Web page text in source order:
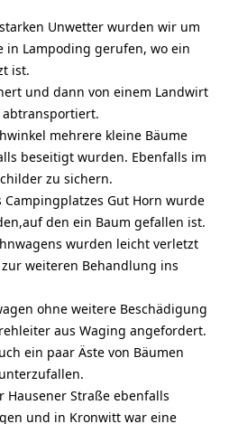
Unwetter wurden wir um
in Lampoding gerufen, wo ein
ist.
und dann von einem Landwirt
mehrere kleine Bäume
beseitigt wurden. Ebenfalls im
zu sichern.
Gut Horn wurde
den ein Baum gefallen ist.
wurden leicht verletzt
weiteren Behandlung ins
ohne weitere Beschädigung
aus Waging angefordert.
ein paar Äste von Bäumen
Straße ebenfalls
und in Kronwitt war eine